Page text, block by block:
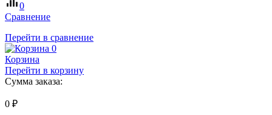
0
Сравнение
Перейти в сравнение
0
Корзина
Перейти в корзину
Сумма заказа:
0 ₽